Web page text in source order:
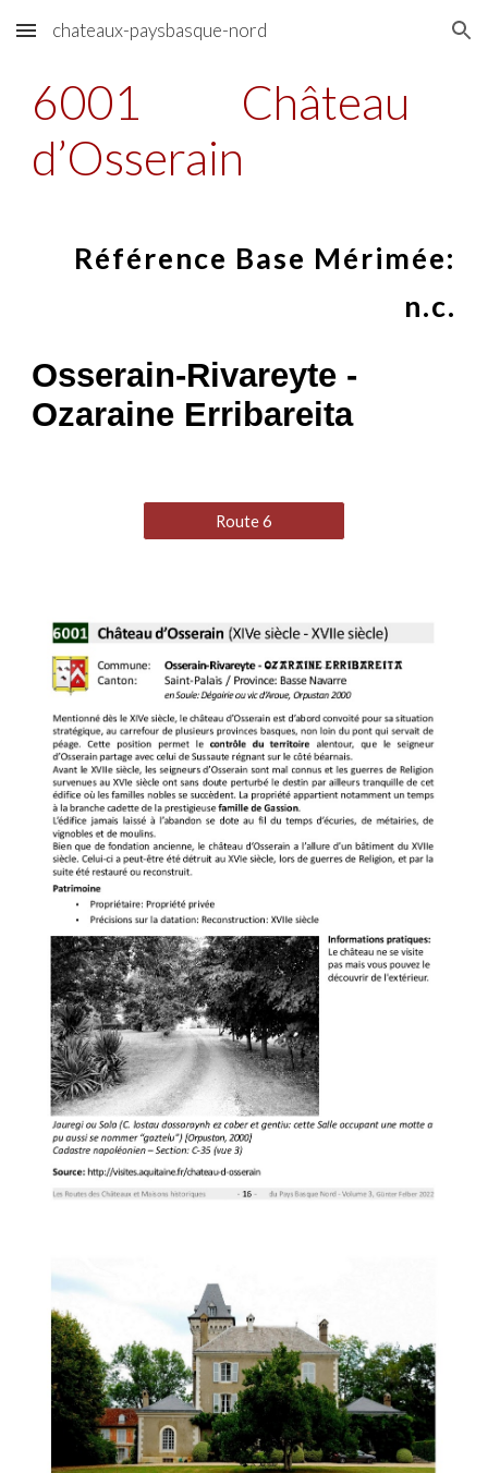
Skip to main content Skip to navigation
chateaux-paysbasque-nord
6001
Château
d’Osserain
Référence Base Mérimée:
n.c.
Osserain-Rivareyte -
Ozaraine Erribareita
Route 6